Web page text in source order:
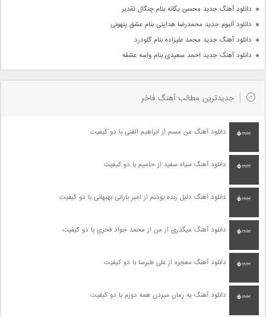
دانلود آهنگ جدید محسن یگانه بنام چنگال تقدیر
دانلود آلبوم جدید محمدرضا هدایتی بنام عشق پنهونی
دانلود آهنگ جدید محمد علیزاده بنام گلودرد
دانلود آهنگ جدید احمد سعیدی بنام واسه عشقه
جدیدترین مطالب آهنگ فاخر
دانلود آهنگ من مسم از ابراهیم الفتی با دو کیفیت
دانلود آهنگ سیاه سفید از حامیم با دو کیفیت
دانلود آهنگ دلیل زنده بودنم از امیر بارانی بهبهانی با دو کیفیت
دانلود آهنگ میگذری از من از محمد جواد فخری با دو کیفیت
دانلود آهنگ معجزه از علی طبرسا با دو کیفیت
دانلود آهنگ یه زمان میزدن همه دورم با دو کیفیت